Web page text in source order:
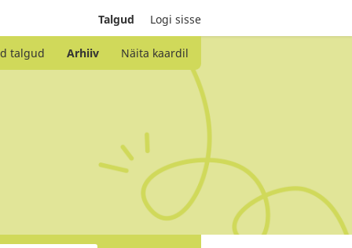
Talgud Logi sisse
talgud Arhiiv Näita kaardil